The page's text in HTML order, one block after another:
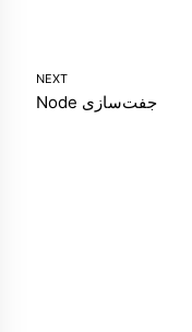
NEXT
جفت‌سازی Node